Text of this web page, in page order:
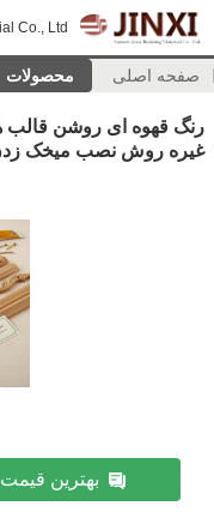
Co., Ltd.
صفحه اصلی محصولات
رنگ قهوه ای روشن قالب
غیره روش نصب میخک زدن
بهترین قیمت